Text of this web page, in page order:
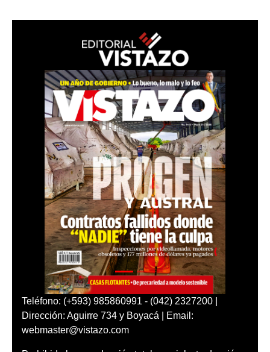
Teléfono: (+593) 985860991 - (042) 2327200 |
Dirección: Aguirre 734 y Boyacá | Email:
webmaster@vistazo.com